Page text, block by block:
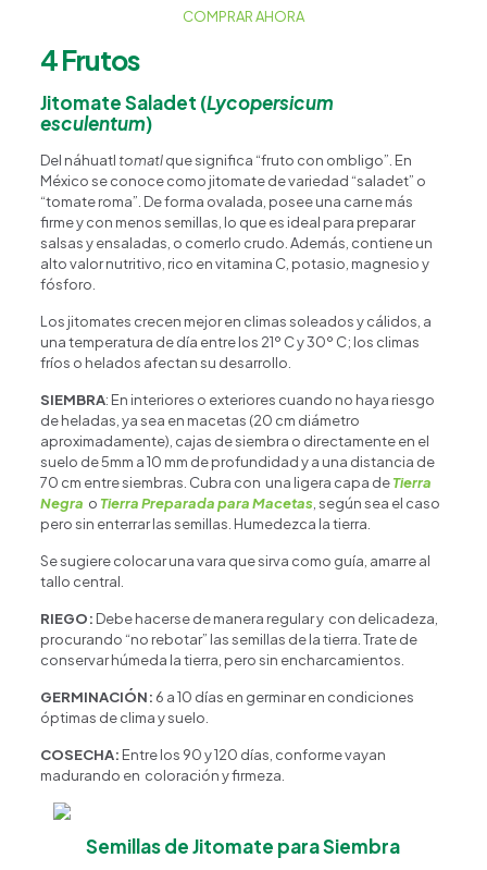
COMPRAR AHORA
4 Frutos
Jitomate Saladet (Lycopersicum
esculentum)
Del náhuatltomatlque significa “fruto con ombligo”. En
México se conoce como jitomate de variedad “saladet” o
“tomate roma”. De forma ovalada, posee una carne más
firme y con menos semillas, lo que es ideal para preparar
salsas y ensaladas, o comerlo crudo. Además, contiene un
alto valor nutritivo, rico en vitamina C, potasio, magnesio y
fósforo.
Los jitomates crecen mejor en climas soleados y cálidos, a
una temperatura de día entre los 21º C y 30º C; los climas
fríos o helados afectan su desarrollo.
SIEMBRA: En interiores o exteriores cuando no haya riesgo
de heladas, ya sea en macetas (20 cm diámetro
aproximadamente), cajas de siembra o directamente en el
suelo de 5mm a 10 mm de profundidad y a una distancia de
70 cm entre siembras. Cubra con una ligera capa deTierra
Negra o Tierra Preparada para Macetas , según sea el caso
pero sin enterrar las semillas. Humedezca la tierra.
Se sugiere colocar una vara que sirva como guía, amarre al
tallo central.
RIEGO: Debe hacerse de manera regular y con delicadeza,
procurando “no rebotar” las semillas de la tierra. Trate de
conservar húmeda la tierra, pero sin encharcamientos.
GERMINACIÓN: 6 a 10 días en germinar en condiciones
óptimas de clima y suelo.
COSECHA: Entre los 90 y 120 días, conforme vayan
madurando en coloración y firmeza.
Semillas de Jitomate para Siembra